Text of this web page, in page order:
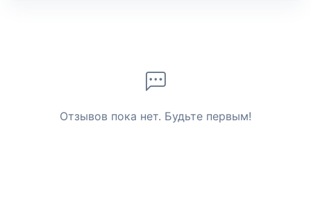
Отзывов пока нет. Будьте первым!